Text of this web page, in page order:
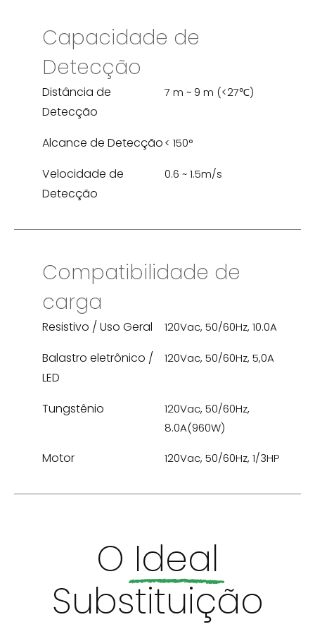
Capacidade de
Detecção
Distância de
Detecção
7 m ~ 9 m (<27℃)
Alcance de Detecção< 150°
Velocidade de
Detecção
0.6 ~ 1.5m/s
Compatibilidade de
carga
Resistivo / Uso Geral 120Vac, 50/60Hz, 10.0A
Balastro eletrônico /
LED
120Vac, 50/60Hz, 5,0A
Tungstênio
120Vac, 50/60Hz,
8.0A(960W)
Motor 120Vac, 50/60Hz, 1/3HP
O Ideal
Substituição